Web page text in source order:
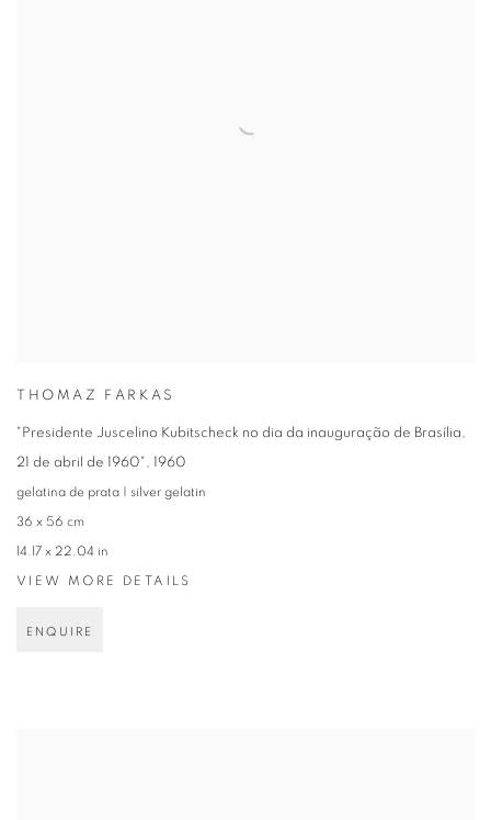
THOMAZ FARKAS
"Presidente Juscelino Kubitscheck no dia da inauguração de Brasília,
21 de abril de 1960", 1960
gelatina de prata | silver gelatin
36 x 56 cm
14.17 x 22.04 in
VIEW MORE DETAILS
ENQUIRE